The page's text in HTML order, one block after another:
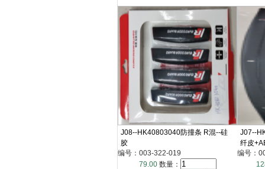
J08--HK40803040防撞条 R混--硅
胶
编号：003-322-019
79.00数量：
J07--
纤皮
编号：